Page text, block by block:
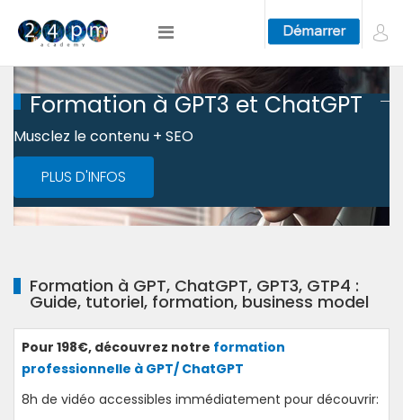
Formation à GPT3 et ChatGPT
Musclez le contenu + SEO
PLUS D'INFOS
Formation à GPT, ChatGPT, GPT3, GTP4 :
Guide, tutoriel, formation, business model
Pour 198€, découvrez notre formation
professionnelle à GPT/ ChatGPT
8h de vidéo accessibles immédiatement pour découvrir: